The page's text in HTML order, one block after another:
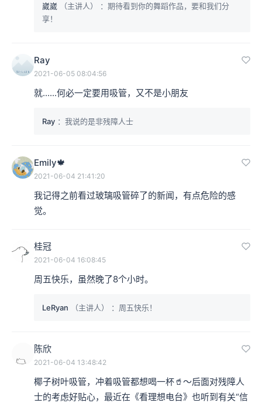
崴崴 （主讲人）
：期待看到你的舞蹈作品，要和我们分
享！
Ray
2021-06-05 08:04:56
就......何必一定要用吸管，又不是小朋友
Ray ：我说的是非残障人士
Emily🍁
2021-06-04 21:41:20
我记得之前看过玻璃吸管碎了的新闻，有点危险的感
觉。
桂冠
2021-06-04 16:08:45
周五快乐，虽然晚了8个小时。
LeRyan （主讲人） ：周五快乐！
陈欣
2021-06-04 13:48:42
椰子树叶吸管，冲着吸管都想喝一杯🥤～后面对残障人
士的考虑好贴心，最近在《看理想电台》也听到有关“信